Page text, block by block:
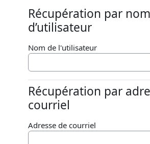
Récupération par nom
Récupération par nom
d’utilisateur
Nom de l'utilisateur
Récupération par
Récupération par
courriel
Adresse de courriel